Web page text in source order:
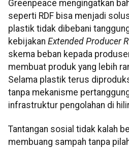
Greenpeace mengingatkan
seperti RDF bisa menjadi
plastik tidak dibebani
kebijakan Extended Producer
skema beban kepada
membuat produk yang lebih
Selama plastik terus
tanpa mekanisme
infrastruktur pengolahan di
Tantangan sosial tidak kalah
membuang sampah tanpa